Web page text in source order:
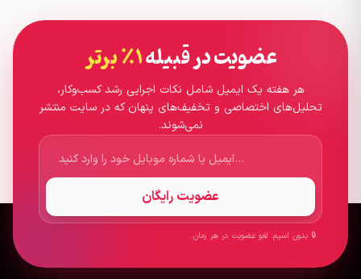
عضویت در قبیله۱٪ برتر
هر هفته یک ایمیل شامل نکات اجرایی رشد کسب‌وکار،
تحلیل‌های اختصاصی و تخفیف‌های پنهان که در سایت منتشر
نمی‌شوند.
عضویت رایگان
🔒 بدون اسپم. لغو عضویت در هر زمان.